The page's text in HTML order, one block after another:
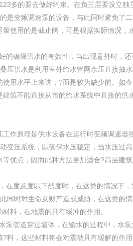
的要去做好约束。在负三层要设立独
是变频调速泵的设备，与此同时避免了
使用的是截止阀，可是根据实际情况
的确保供水的有效性，当出现意外时，
压供水是利用室外给水管网余压直接抽
用水平上来讲，?而是较为缺少的。如
筑不能直接从市的给水系统中直接的
原理是供水设备在运行时变频调速器
变压系统，以确保水压稳定，当水压过
优点，因而此种方法更加适合?高层建
度及度以下烈度时，在这类的情况下
同时对生命及财产造成威胁，在这类的
料，在地震的具有缓冲的作用。
管道穿过墙体，在输水的过程中，水
，这些材料将会对震动具有缓解的作